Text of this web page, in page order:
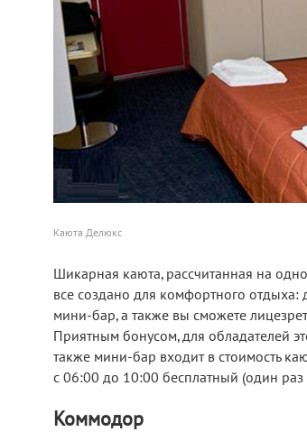
Каюта Делюкс
Шикарная каюта, рассчитанная на
все создано для комфортного отдыха:
мини-бар, а также вы сможете
Приятным бонусом, для обладателей
также мини-бар входит в стоимость
с 06:00 до 10:00 бесплатный (один раз
Коммодор